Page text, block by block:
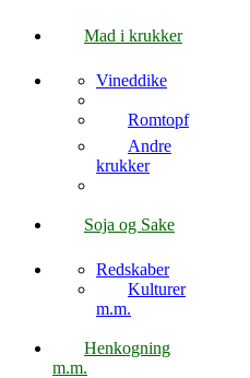
Mad i krukker
Vineddike
Romtopf
Andre
krukker
Soja og Sake
Redskaber
Kulturer
m.m.
Henkogning
m.m.